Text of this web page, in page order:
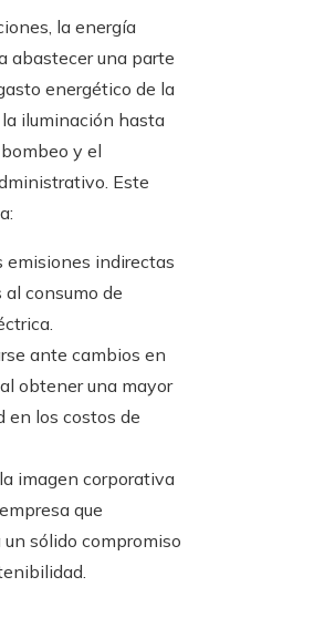
la energía
abastecer una parte
energético de la
iluminación hasta
y el
Este
emisiones indirectas
consumo de
ante cambios en
obtener una mayor
en los costos de
imagen corporativa
que
un sólido compromiso